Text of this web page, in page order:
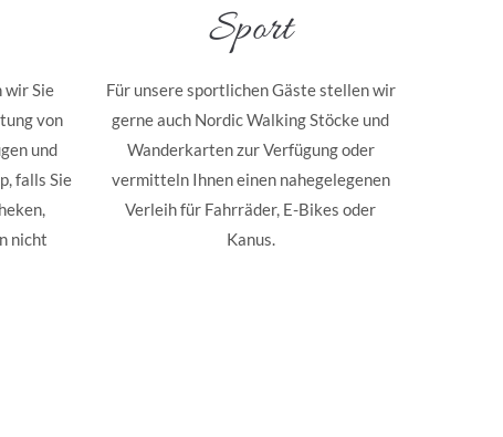
wir Sie
von
und
falls Sie
nicht
Sport
Für unsere sportlichen Gäste stellen wir
gerne auch Nordic Walking Stöcke und
Wanderkarten zur Verfügung oder
vermitteln Ihnen einen nahegelegenen
Verleih für Fahrräder, E-Bikes oder
Kanus.